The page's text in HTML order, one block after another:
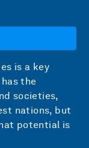
is a key
the
societies,
nations, but
potential is